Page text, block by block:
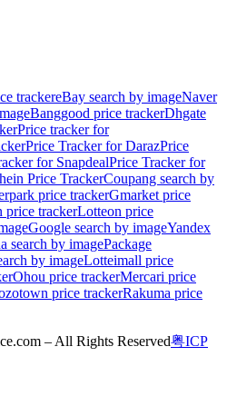
trackereBay search by imageNaver
Banggood price trackerDhgate
Price tracker for
Price Tracker for DarazPrice
for SnapdealPrice Tracker for
Price TrackerCoupang search by
price trackerGmarket price
price trackerLotteon price
Google search by imageYandex
search by imagePackage
by imageLotteimall price
Ohou price trackerMercari price
price trackerRakuma price
– All Rights Reserved粤ICP